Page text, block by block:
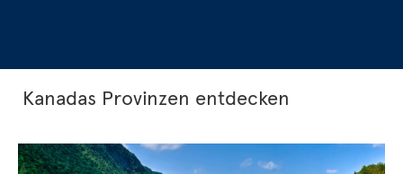
Kanadas Provinzen entdecken